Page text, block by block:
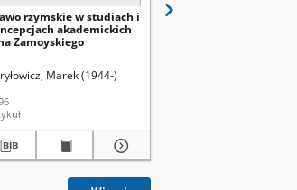
Marii Curie-Skłodowskiej (Lublin)
rzymskie w studiach i
akademickich
Zamoyskiego
Marek (1944-)